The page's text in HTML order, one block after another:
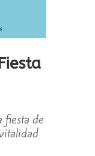
fiesta de